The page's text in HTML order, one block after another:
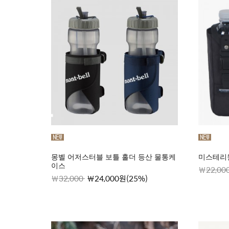
몽벨 어저스터블 보틀 홀더 등산 물통케
이스
32,000 24,000원(25%)
미스테